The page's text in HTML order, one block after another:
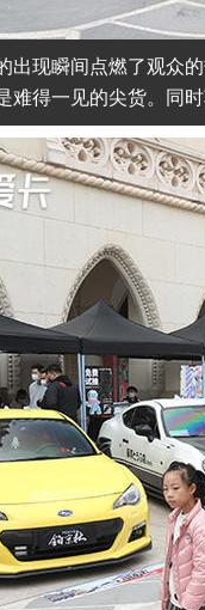
出现瞬间点燃了观众
难得一见的尖货。同